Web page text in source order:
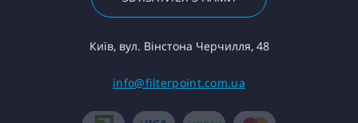
Київ, вул. Вінстона Черчилля, 48
info@filterpoint.com.ua